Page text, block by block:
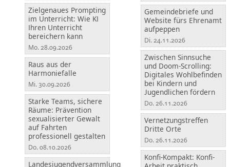
Zielgenaues Prompting
im Unterricht: Wie KI
Ihren Unterricht
bereichern kann
Mo. 28.09.2026
Raus aus der
Harmoniefalle
Mi. 30.09.2026
Starke Teams, sichere
Räume: Prävention
sexualisierter Gewalt
auf Fahrten
professionell gestalten
Do. 08.10.2026
Landesjugendversammlung
Gemeindebriefe und
Website fürs Ehrenamt
aufpeppen
Di. 24.11.2026
Zwischen Sinnsuche
und Doom-Scrolling:
Digitales Wohlbefinden
bei Kindern und
Jugendlichen fördern
Do. 26.11.2026
Vernetzungstreffen
Dritte Orte
Do. 26.11.2026
Konfi-Kompakt: Konfi-